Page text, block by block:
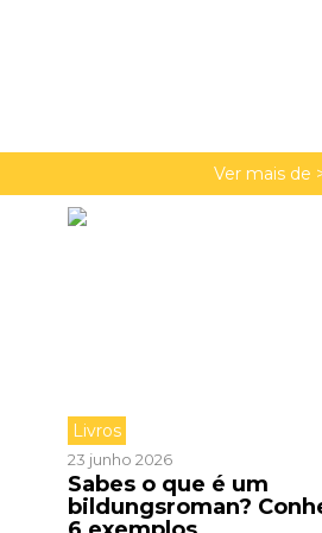
Ver mais de
Livros
23 junho 2026
Sabes o que é um
bildungsroman?